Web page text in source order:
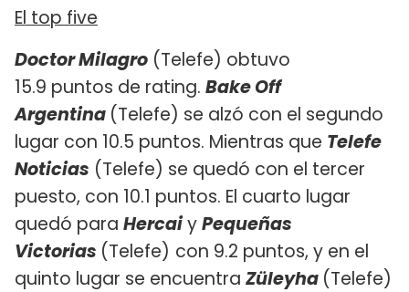
El top five
Doctor Milagro (Telefe) obtuvo
15.9 puntos de rating. Bake Off
Argentina (Telefe) se alzó con el segundo
lugar con 10.5 puntos. Mientras que Telefe
Noticias (Telefe) se quedó con el tercer
puesto, con 10.1 puntos. El cuarto lugar
quedó para HercaiyPequeñas
Victorias (Telefe) con 9.2 puntos, y en el
quinto lugar se encuentra Züleyha (Telefe)